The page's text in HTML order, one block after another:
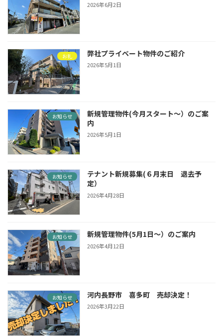
2026年6月2日
お礼 弊社プライベート物件のご紹介
2026年5月1日
お知らせ
新規管理物件(今月スタート〜）のご案
内
2026年5月1日
お知らせ
テナント新規募集(６月末日 退去予
定）
2026年4月28日
お知らせ 新規管理物件(5月1日〜）のご案内
2026年4月12日
お知らせ 河内長野市 喜多町 売却決定！
2026年3月22日